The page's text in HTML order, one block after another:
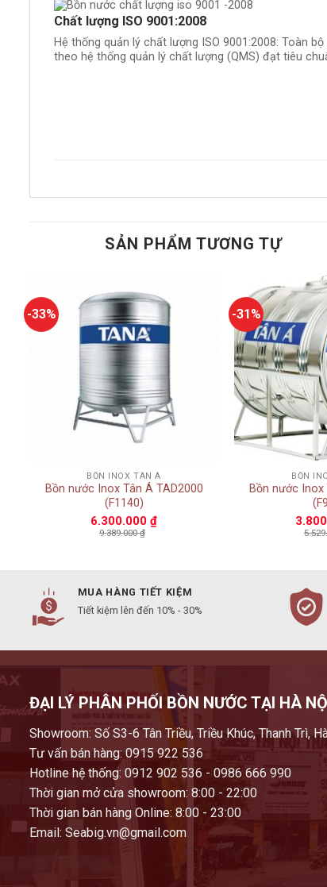
Chất lượng ISO 9001:2008
Hệ thống quản lý chất lượng ISO 9001:2008: Toàn
theo hệ thống quản lý chất lượng (QMS) đạt tiêu
SẢN PHẨM TƯƠNG TỰ
-33%
BỒN INOX TÂN Á
Bồn nước Inox Tân Á TAD2000
(F1140)
6.300.000 ₫
9.389.000₫
-31%
+
BỒN
Bồn nước Inox
MUA HÀNG TIẾT KIỆM
Tiết kiệm lên đến 10% - 30%
ĐẠI LÝ PHÂN PHỐI BỒN NƯỚC TẠI HÀ
Showroom: Số S3-6 Tân Triều, Triều Khúc, Thanh Trì,
Tư vấn bán hàng: 0915 922 536
Hotline hệ thống: 0912 902 536 - 0986 666 990
Thời gian mở cửa showroom: 8:00 - 22:00
Thời gian bán hàng Online: 8:00 - 23:00
Email: Seabig.vn@gmail.com